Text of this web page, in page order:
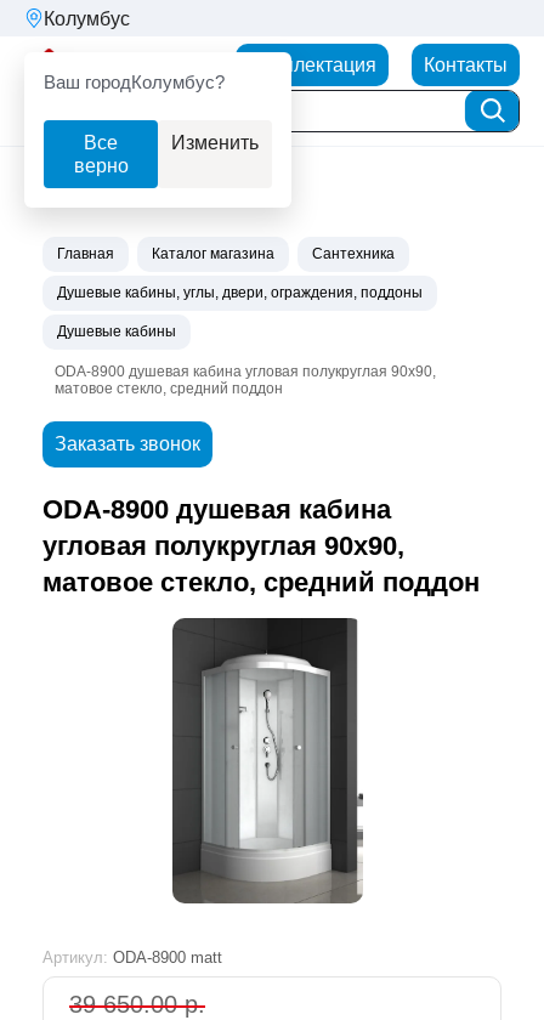
Колумбус
Ваш городКолумбус?
Все
верно
Изменить
Комплектация Контакты
Главная Каталог магазина Сантехника
Душевые кабины, углы, двери, ограждения, поддоны
Душевые кабины
ODA-8900 душевая кабина угловая полукруглая 90х90,
матовое стекло, средний поддон
Заказать звонок
ODA-8900 душевая кабина
угловая полукруглая 90х90,
матовое стекло, средний поддон
Артикул: ODA-8900 matt
39 650.00 р.